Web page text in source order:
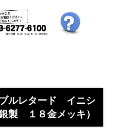
ルレタード イニシ
製 １８金メッキ）